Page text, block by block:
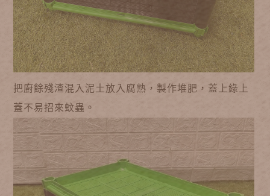
把廚餘殘渣混入泥土放入腐熟，製作堆肥，蓋上綠上
蓋不易招來蚊蟲。